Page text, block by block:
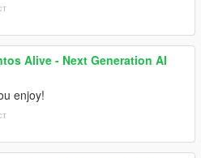
Alive - Next Generation AI
enjoy!